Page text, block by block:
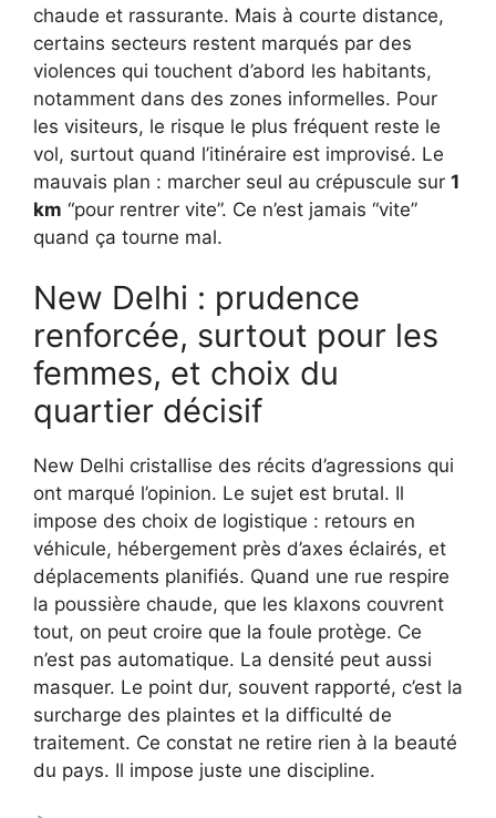
chaude et rassurante. Mais à courte distance,
certains secteurs restent marqués par des
violences qui touchent d’abord les habitants,
notamment dans des zones informelles. Pour
les visiteurs, le risque le plus fréquent reste le
vol, surtout quand l’itinéraire est improvisé. Le
mauvais plan : marcher seul au crépuscule sur 1
km “pour rentrer vite”. Ce n’est jamais “vite”
quand ça tourne mal.
New Delhi : prudence
renforcée, surtout pour les
femmes, et choix du
quartier décisif
New Delhi cristallise des récits d’agressions qui
ont marqué l’opinion. Le sujet est brutal. Il
impose des choix de logistique : retours en
véhicule, hébergement près d’axes éclairés, et
déplacements planifiés. Quand une rue respire
la poussière chaude, que les klaxons couvrent
tout, on peut croire que la foule protège. Ce
n’est pas automatique. La densité peut aussi
masquer. Le point dur, souvent rapporté, c’est la
surcharge des plaintes et la difficulté de
traitement. Ce constat ne retire rien à la beauté
du pays. Il impose juste une discipline.